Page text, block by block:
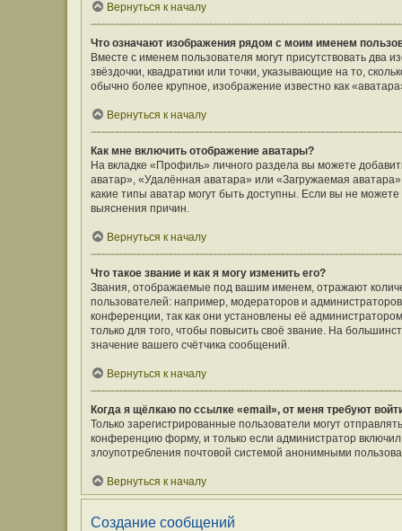
Вернуться к началу
Что означают изображения рядом с моим именем
Вместе с именем пользователя могут присутствовать
звёздочки, квадратики или точки, указывающие на то,
обычно более крупное, изображение известно как
Вернуться к началу
Как мне включить отображение аватары?
На вкладке «Профиль» личного раздела вы можете
аватар», «Удалённая аватара» или «Загружаемая
какие типы аватар могут быть доступны. Если вы не
выяснения причин.
Вернуться к началу
Что такое звание и как я могу изменить его?
Звания, отображаемые под вашим именем, отражают
пользователей: например, модераторов и
конференции, так как они установлены её
только для того, чтобы повысить своё звание. На
значение вашего счётчика сообщений.
Вернуться к началу
Когда я щёлкаю по ссылке «email», от меня требуют
Только зарегистрированные пользователи могут
конференцию форму, и только если администратор
злоупотребления почтовой системой анонимными
Вернуться к началу
Создание сообщений